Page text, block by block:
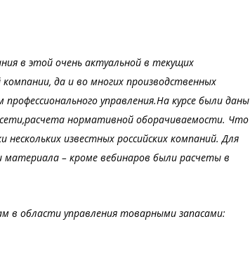
в этой очень актуальной в текущих
да и во многих производственных
управления.На курсе были даны
сети,расчета нормативной оборачиваемости. Что
известных российских компаний. Для
– кроме вебинаров были расчеты в
в области управления товарными запасами: